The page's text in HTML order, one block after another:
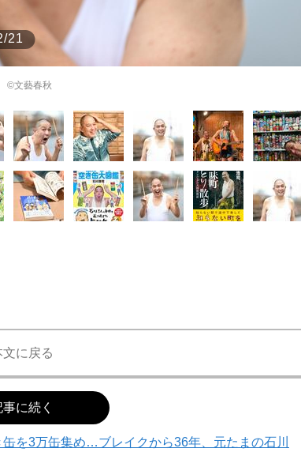
21
©︎文藝春秋
に戻る
に続く
を3万缶集め…ブレイクから36年、元たまの石川